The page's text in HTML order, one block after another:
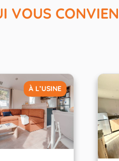
VOUS
À L’USINE